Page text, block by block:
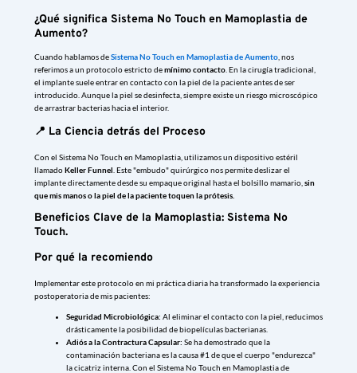
¿Qué significa Sistema No Touch en Mamoplastia de
Aumento?
Cuando hablamos deSistema No Touch en Mamoplastia de Aumento , nos
referimos a un protocolo estricto demínimo contacto . En la cirugía tradicional,
el implante suele entrar en contacto con la piel de la paciente antes de ser
introducido. Aunque la piel se desinfecta, siempre existe un riesgo microscópico
de arrastrar bacterias hacia el interior.
📍 La Ciencia detrás del Proceso
Con el Sistema No Touch en Mamoplastia, utilizamos un dispositivo estéril
llamadoKeller Funnel . Este "embudo" quirúrgico nos permite deslizar el
implante directamente desde su empaque original hasta el bolsillo mamario, sin
que mis manos o la piel de la paciente toquen la prótesis.
Beneficios Clave de la Mamoplastia: Sistema No
Touch.
Por qué la recomiendo
Implementar este protocolo en mi práctica diaria ha transformado la experiencia
postoperatoria de mis pacientes:
Seguridad Microbiológica: Al eliminar el contacto con la piel, reducimos
drásticamente la posibilidad de biopelículas bacterianas.
Adiós a la Contractura Capsular: Se ha demostrado que la
contaminación bacteriana es la causa #1 de que el cuerpo "endurezca"
la cicatriz interna. Con el Sistema No Touch en Mamoplastia de